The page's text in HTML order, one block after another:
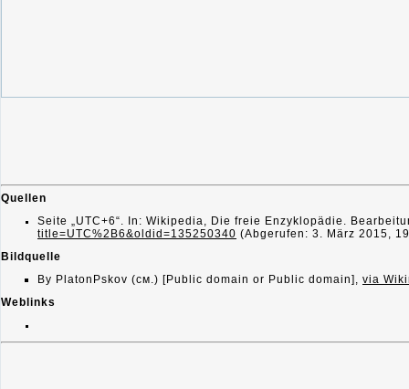
Quellen
Seite „UTC+6“. In: Wikipedia, Die freie Enzyklopädie.
title=UTC%2B6&oldid=135250340 (Abgerufen: 3. März 2015,
Bildquelle
By PlatonPskov (см.) [Public domain or Public domain], via
Weblinks